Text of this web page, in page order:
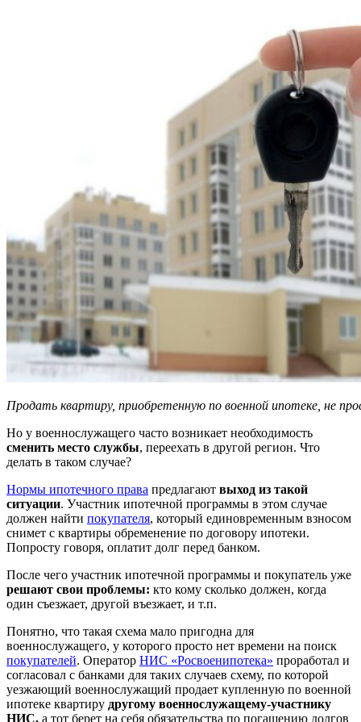
Продать квартиру, приобретенную по военной ипотеке, не
Но у военнослужащего часто возникает необходимость
сменить место службы, переехать в другой регион. Что
делать в таком случае?
Нормы ипотечного права предлагают выход из такой
ситуации. Участник ипотечной программы в этом случае
должен найти покупателя, который единовременным взносом
снимет с квартиры обременение по договору ипотеки.
Попросту говоря, оплатит долг перед банком.
После чего участник ипотечной программы и покупатель уже
решают свои проблемы: кто кому сколько должен, когда
один съезжает, другой въезжает, и т.п.
Понятно, что такая схема мало пригодна для
военнослужащего, у которого просто нет времени на поиск
покупателей. Оператор НИС «Росвоенипотека» проработал и
согласовал с банками для таких случаев схему, по которой
уезжающий военнослужащий продает купленную по военной
ипотеке квартиру другому военнослужащему-участнику
НИС, а тот берет на себя обязательства по погашению долгов